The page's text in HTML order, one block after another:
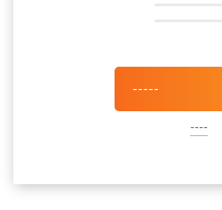
-----
----